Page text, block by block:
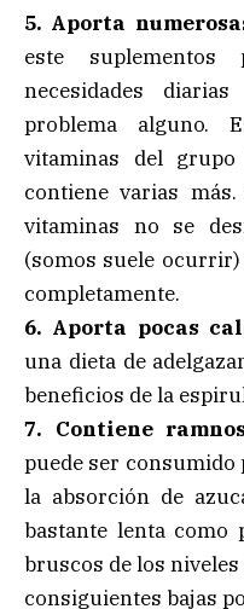
5. Aporta
este suplementos
necesidades
problema alguno.
vitaminas del
contiene varias
vitaminas no se
(somos suele
completamente.
6. Aporta pocas
una dieta de
beneficios de la
7. Contiene
puede ser consumido
la absorción de
bastante lenta como
bruscos de los
consiguientes bajas